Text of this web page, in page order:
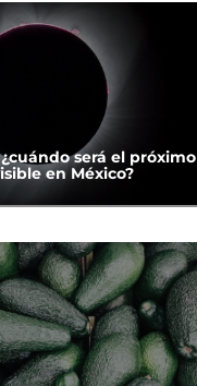
será el próximo
en México?